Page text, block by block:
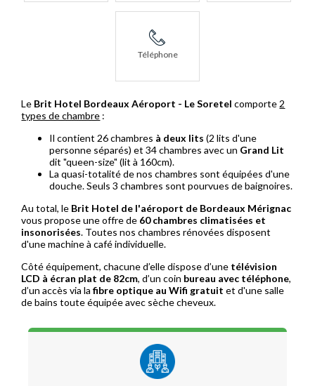
Téléphone
Le Brit Hotel Bordeaux Aéroport - Le Soretel comporte 2
types de chambre :
Il contient 26 chambres à deux lits (2 lits d'une
personne séparés) et 34 chambres avec un Grand Lit
dit "queen-size" (lit à 160cm).
La quasi-totalité de nos chambres sont équipées d'une
douche. Seuls 3 chambres sont pourvues de baignoires.
Au total, le Brit Hotel de l'aéroport de Bordeaux Mérignac
vous propose une offre de 60 chambres climatisées et
insonorisées. Toutes nos chambres rénovées disposent
d'une machine à café individuelle.
Côté équipement, chacune d’elle dispose d’une télévision
LCD à écran plat de 82cm, d’un coin bureau avec téléphone,
d’un accès via lafibre optique au Wifi gratuit et d'une salle
de bains toute équipée avec sèche cheveux.